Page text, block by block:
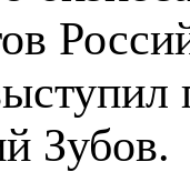
Зубов.